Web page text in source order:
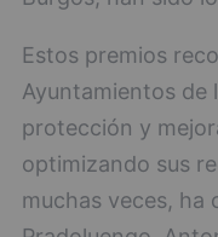
Estos premios
Ayuntamientos de
protección y
optimizando sus
muchas veces, ha